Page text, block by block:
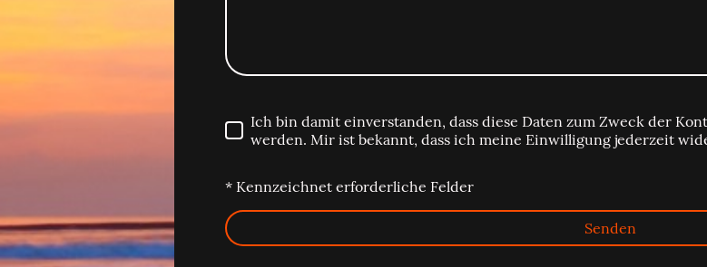
Ich bin damit einverstanden, dass diese Daten zum Zweck der
werden. Mir ist bekannt, dass ich meine Einwilligung jederzeit
* Kennzeichnet erforderliche Felder
Senden